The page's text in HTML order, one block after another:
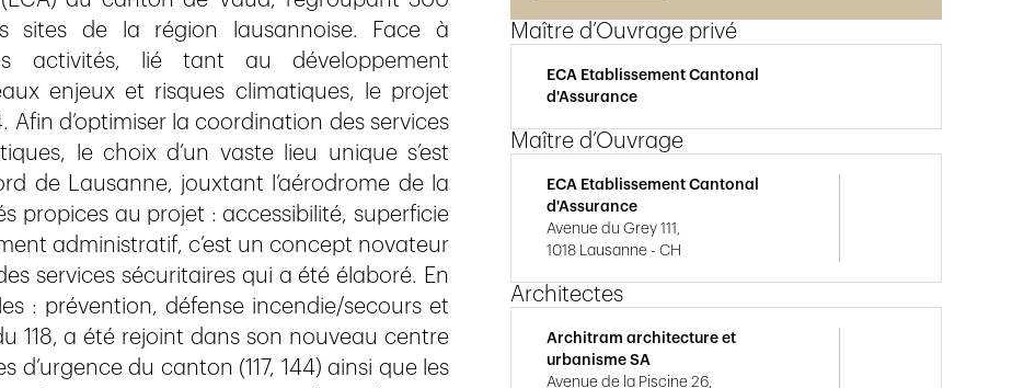
sites de la région lausannoise. Face à
activités, lié tant au développement
enjeux et risques climatiques, le projet
Afin d’optimiser la coordination des services
le choix d’un vaste lieu unique s’est
de Lausanne, jouxtant l’aérodrome de la
propices au projet : accessibilité, superficie
administratif, c’est un concept novateur
services sécuritaires qui a été élaboré. En
: prévention, défense incendie/secours et
118, a été rejoint dans son nouveau centre
du canton (117, 144) ainsi que les
Maître d’Ouvrage privé
ECA Etablissement Cantonal
d'Assurance
Maître d’Ouvrage
ECA Etablissement Cantonal
d'Assurance
Avenue du Grey 111,
1018 Lausanne - CH
Architectes
Architram architecture et
urbanisme SA
Avenue de la Piscine 26,